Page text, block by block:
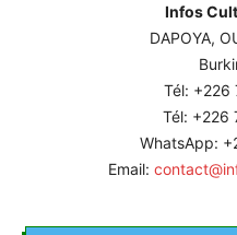
Infos
DAPOYA,
Tél: +226
Tél: +226
WhatsApp:
Email: